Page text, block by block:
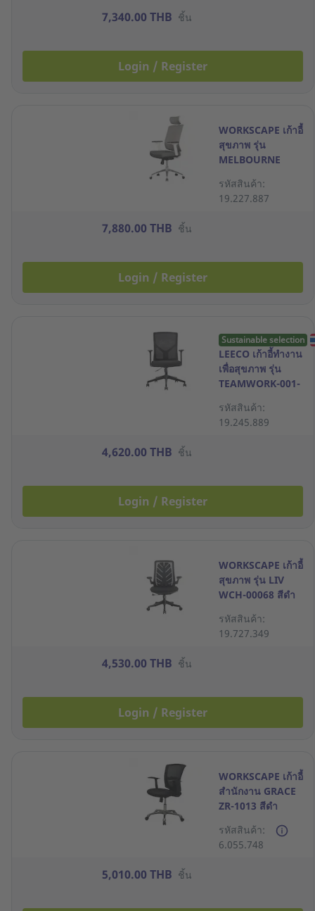
7,340.00 THB ชิ้น
Login / Register
WORKSCAPE เก้าอี้
สุขภาพ รุ่น
MELBOURNE
รหัสสินค้า:
19.227.887
7,880.00 THB ชิ้น
Login / Register
Sustainable selection
LEECO เก้าอี้ทำงาน
เพื่อสุขภาพ รุ่น
TEAMWORK-001-
รหัสสินค้า:
19.245.889
4,620.00 THB ชิ้น
Login / Register
WORKSCAPE เก้าอี้
สุขภาพ รุ่น LIV
WCH-00068 สีดำ
รหัสสินค้า:
19.727.349
4,530.00 THB ชิ้น
Login / Register
WORKSCAPE เก้าอี้
สำนักงาน GRACE
ZR-1013 สีดำ
รหัสสินค้า:
6.055.748
5,010.00 THB ชิ้น